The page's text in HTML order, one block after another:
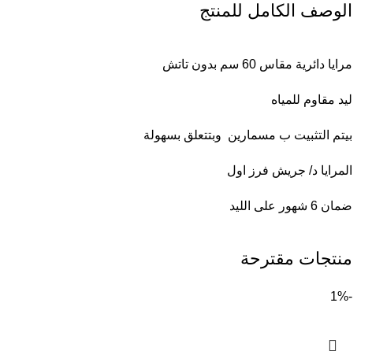
الوصف الكامل للمنتج
مرايا دائرية مقاس 60 سم بدون تاتش
ليد مقاوم للمياه
بيتم التثبيت ب مسمارين وبتتعلق بسهولة
المرايا د/ جريش فرز اول
ضمان 6 شهور على الليد
منتجات مقترحة
-1%